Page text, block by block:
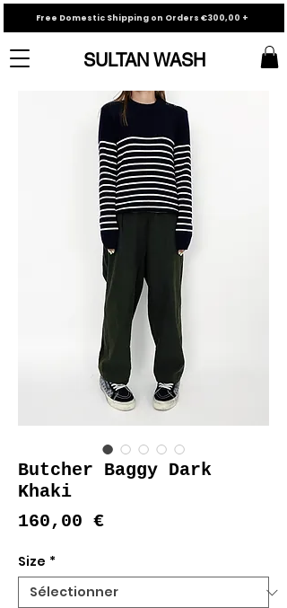
SULTAN WASH
Free Domestic Shipping on Orders €300,00 +
Butcher Baggy Dark
Khaki
160,00 €Prix
Size *